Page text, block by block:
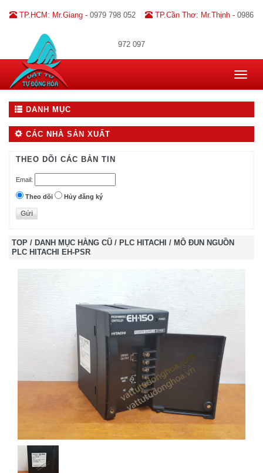
TP.HCM: Mr.Giang - 0979 798 052 TP.Cần Thơ: Mr.Thịnh - 0986
972 097
Toggle
DANH MỤC
CÁC NHÀ SẢN XUẤT
THEO DÕI CÁC BẢN TIN
Email:
Theo dõi Hủy đăng ký
TOP / DANH MỤC HÀNG CŨ / PLC HITACHI / MÔ ĐUN NGUỒN
PLC HITACHI EH-PSR